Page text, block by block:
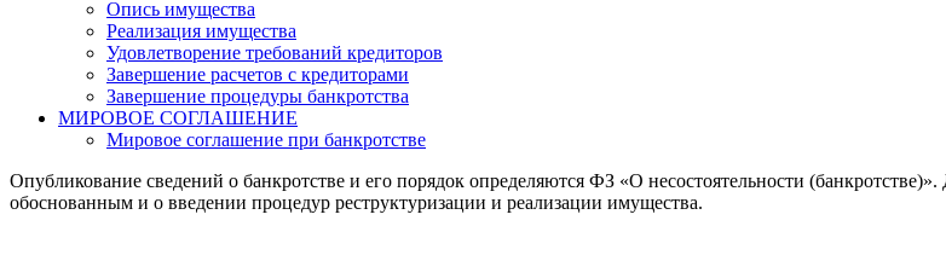
Опись имущества
Реализация имущества
Удовлетворение требований кредиторов
Завершение расчетов с кредиторами
Завершение процедуры банкротства
МИРОВОЕ СОГЛАШЕНИЕ
Мировое соглашение при банкротстве
Опубликование сведений о банкротстве и его порядок определяются ФЗ «О несостоятельности
обоснованным и о введении процедур реструктуризации и реализации имущества.